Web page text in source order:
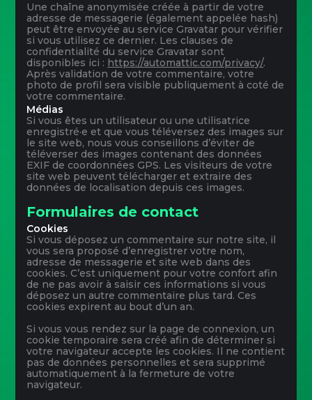
Une chaîne anonymisée créée à partir de votre
adresse de messagerie (également appelée hash)
peut être envoyée au service Gravatar pour vérifier
si vous utilisez ce dernier. Les clauses de
confidentialité du service Gravatar sont
disponibles ici : https://automattic.com/privacy/.
Après validation de votre commentaire, votre
photo de profil sera visible publiquement à coté de
votre commentaire.
Médias
Si vous êtes un utilisateur ou une utilisatrice
enregistré·e et que vous téléversez des images sur
le site web, nous vous conseillons d’éviter de
téléverser des images contenant des données
EXIF de coordonnées GPS. Les visiteurs de votre
site web peuvent télécharger et extraire des
données de localisation depuis ces images.
Formulaires de contact
Cookies
Si vous déposez un commentaire sur notre site, il
vous sera proposé d’enregistrer votre nom,
adresse de messagerie et site web dans des
cookies. C’est uniquement pour votre confort afin
de ne pas avoir à saisir ces informations si vous
déposez un autre commentaire plus tard. Ces
cookies expirent au bout d’un an.
Si vous vous rendez sur la page de connexion, un
cookie temporaire sera créé afin de déterminer si
votre navigateur accepte les cookies. Il ne contient
pas de données personnelles et sera supprimé
automatiquement à la fermeture de votre
navigateur.